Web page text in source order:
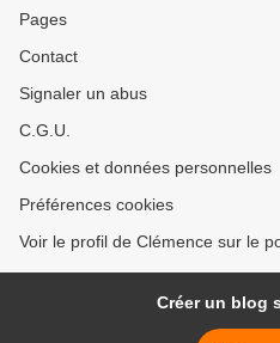
Pages
Contact
Signaler un abus
C.G.U.
Cookies et données personnelles
Préférences cookies
Voir le profil de Clémence sur le
Créer un blog